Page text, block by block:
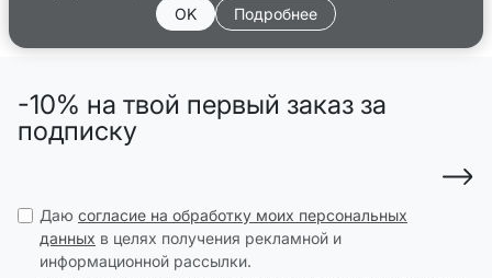
OK
Подробнее
-10% на твой первый заказ за
подписку
Даю согласие на обработку моих персональных
данных в целях получения рекламной и
информационной рассылки.